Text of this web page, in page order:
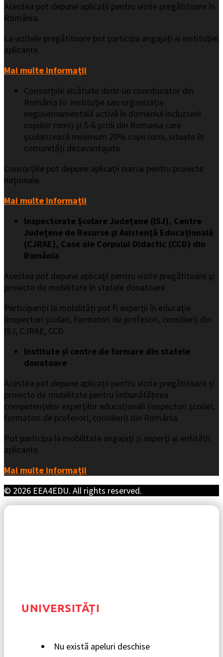
Acestea pot depune aplicații pentru vizite pregătitoare în
România.
La vizitele pregătitoare pot participa angajați ai instituției
aplicante.
Mai multe informaţii
Consorţiile alcătuite dintr-un coordonator din
România (o instituţie sau organizaţie
neguvernamentală activă în domeniul incluziunii
copiilor romi) şi 5-6 şcoli din Romania care
școlarizează minimum 20% copii romi, situate în
comunităţi dezavantajate
Consorțiile pot depune aplicaţii numai pentru proiecte
naţionale.
Mai multe informaţii
Inspectorate Şcolare Judeţene (ISJ), Centre
Judeţene de Resurse şi Asistenţă Educaţională
(CJRAE), Case ale Corpului Didactic (CCD) din
România
Acestea pot depune aplicaţii pentru vizite pregătitoare şi
proiecte de mobilitate în statele donatoare.
Participanții la mobilități pot fi experţii în educaţie
(inspectori școlari, formatori de profesori, consilieri) din
ISJ, CJRAE, CCD.
Institute și centre de formare din statele
donatoare
Acestea pot depune aplicații pentru vizite pregătitoare și
proiecte de mobilitate pentru îmbunătățirea
competențelor experților educaționali (inspectori școlari,
formatori de profesori, consilieri) din România.
Pot participa la mobilitate angajați și experți ai entității
aplicante.
Mai multe informaţii
© 2026 EEA4EDU. All rights reserved.
UNIVERSITĂȚI
Nu există apeluri deschise